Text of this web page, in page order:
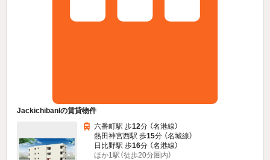
JackichibanIの賃貸物件
六番町駅 歩12分 （名港線）
熱田神宮西駅 歩15分 （名城線）
日比野駅 歩16分 （名港線）
ほか1駅（徒歩20分圏内）